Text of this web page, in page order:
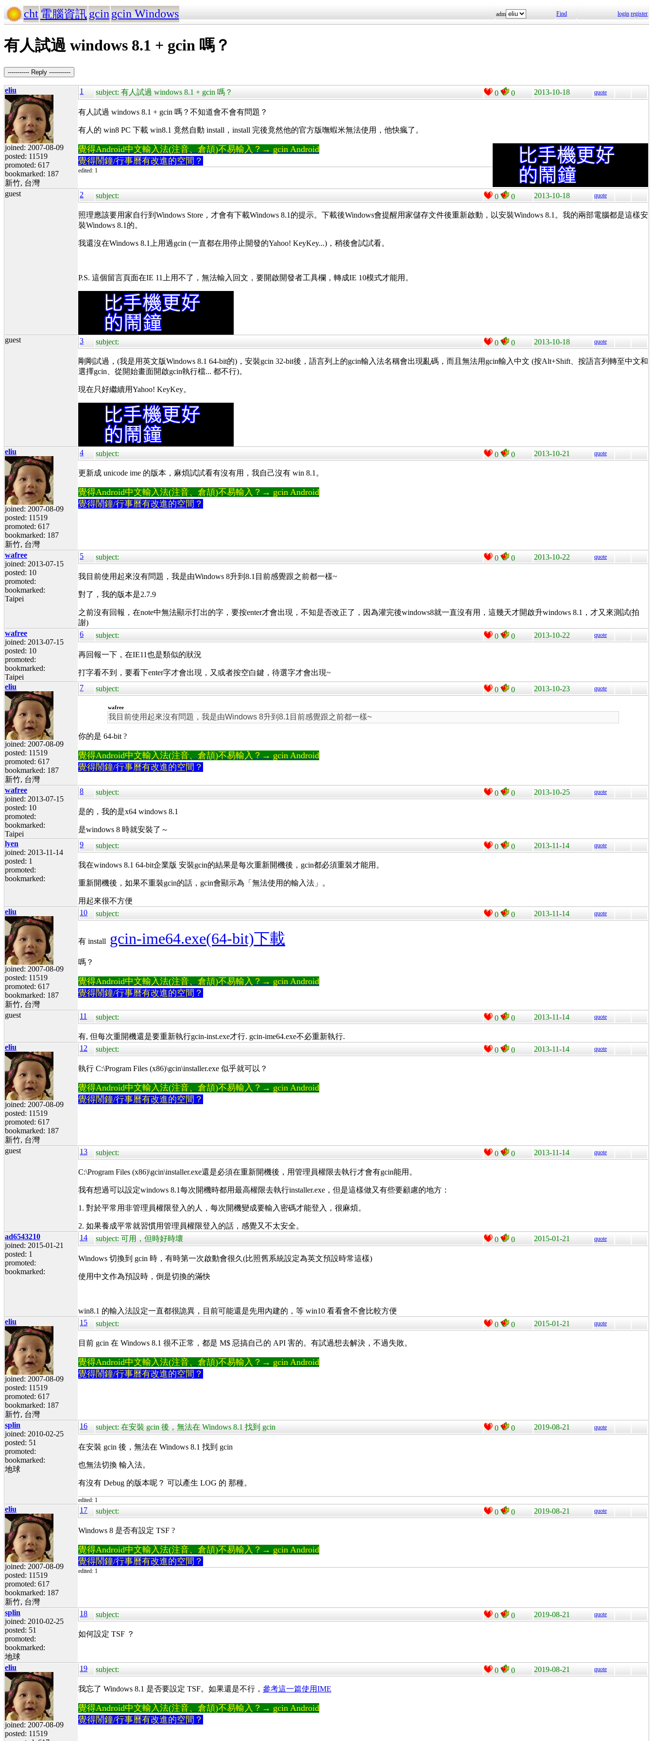
cht 電腦資訊 gcin gcin Windows adm Find login register
有人試過 windows 8.1 + gcin 嗎？
----------- Reply -----------
eliu
joined: 2007-08-09
posted: 11519
promoted: 617
bookmarked: 187
新竹, 台灣
1 subject: 有人試過 windows 8.1 + gcin 嗎？ 0 0 2013-10-18 quote
有人試過 windows 8.1 + gcin 嗎？不知道會不會有問題？
有人的 win8 PC 下載 win8.1 竟然自動 install，install 完後竟然他的官方版嘸蝦米無法使用，他快瘋了。
覺得Android中文輸入法(注音、倉頡)不易輸入？→ gcin Android
覺得鬧鐘/行事曆有改進的空間？
edited: 1
guest 2 subject: 0 0 2013-10-18 quote
照理應該要用家自行到Windows Store，才會有下載Windows 8.1的提示。下載後Windows會提醒用家儲存文件後重新啟動，以安裝Windows 8.1。我的兩部電腦都是這樣安
裝Windows 8.1的。
我還沒在Windows 8.1上用過gcin (一直都在用停止開發的Yahoo! KeyKey...)，稍後會試試看。
P.S. 這個留言頁面在IE 11上用不了，無法輸入回文，要開啟開發者工具欄，轉成IE 10模式才能用。
guest 3 subject: 0 0 2013-10-18 quote
剛剛試過，(我是用英文版Windows 8.1 64-bit的)，安裝gcin 32-bit後，語言列上的gcin輸入法名稱會出現亂碼，而且無法用gcin輸入中文 (按Alt+Shift、按語言列轉至中文和
選擇gcin、從開始畫面開啟gcin執行檔... 都不行)。
現在只好繼續用Yahoo! KeyKey。
eliu
joined: 2007-08-09
posted: 11519
promoted: 617
bookmarked: 187
新竹, 台灣
4 subject: 0 0 2013-10-21 quote
更新成 unicode ime 的版本，麻煩試試看有沒有用，我自己沒有 win 8.1。
覺得Android中文輸入法(注音、倉頡)不易輸入？→ gcin Android
覺得鬧鐘/行事曆有改進的空間？
wafree
joined: 2013-07-15
posted: 10
promoted:
bookmarked:
Taipei
5 subject: 0 0 2013-10-22 quote
我目前使用起來沒有問題，我是由Windows 8升到8.1目前感覺跟之前都一樣~
對了，我的版本是2.7.9
之前沒有回報，在note中無法顯示打出的字，要按enter才會出現，不知是否改正了，因為灌完後windows8就一直沒有用，這幾天才開啟升windows 8.1，才又來測試(拍
謝)
wafree
joined: 2013-07-15
posted: 10
promoted:
bookmarked:
Taipei
6 subject: 0 0 2013-10-22 quote
再回報一下，在IE11也是類似的狀況
打字看不到，要看下enter字才會出現，又或者按空白鍵，待選字才會出現~
eliu
joined: 2007-08-09
posted: 11519
promoted: 617
bookmarked: 187
新竹, 台灣
7 subject: 0 0 2013-10-23 quote
wafree
我目前使用起來沒有問題，我是由Windows 8升到8.1目前感覺跟之前都一樣~
你的是 64-bit ?
覺得Android中文輸入法(注音、倉頡)不易輸入？→ gcin Android
覺得鬧鐘/行事曆有改進的空間？
wafree
joined: 2013-07-15
posted: 10
promoted:
bookmarked:
Taipei
8 subject: 0 0 2013-10-25 quote
是的，我的是x64 windows 8.1
是windows 8 時就安裝了～
lyen
joined: 2013-11-14
posted: 1
promoted:
bookmarked:
9 subject: 0 0 2013-11-14 quote
我在windows 8.1 64-bit企業版 安裝gcin的結果是每次重新開機後，gcin都必須重裝才能用。
重新開機後，如果不重裝gcin的話，gcin會顯示為「無法使用的輸入法」。
用起來很不方便
eliu
joined: 2007-08-09
posted: 11519
promoted: 617
bookmarked: 187
新竹, 台灣
10 subject: 0 0 2013-11-14 quote
有 install gcin-ime64.exe(64-bit)下載
嗎？
覺得Android中文輸入法(注音、倉頡)不易輸入？→ gcin Android
覺得鬧鐘/行事曆有改進的空間？
guest 11 subject: 0 0 2013-11-14 quote
有, 但每次重開機還是要重新執行gcin-inst.exe才行. gcin-ime64.exe不必重新執行.
eliu
joined: 2007-08-09
posted: 11519
promoted: 617
bookmarked: 187
新竹, 台灣
12 subject: 0 0 2013-11-14 quote
執行 C:\Program Files (x86)\gcin\installer.exe 似乎就可以？
覺得Android中文輸入法(注音、倉頡)不易輸入？→ gcin Android
覺得鬧鐘/行事曆有改進的空間？
guest 13 subject: 0 0 2013-11-14 quote
C:\Program Files (x86)\gcin\installer.exe還是必須在重新開機後，用管理員權限去執行才會有gcin能用。
我有想過可以設定windows 8.1每次開機時都用最高權限去執行installer.exe，但是這樣做又有些要顧慮的地方：
1. 對於平常用非管理員權限登入的人，每次開機變成要輸入密碼才能登入，很麻煩。
2. 如果養成平常就習慣用管理員權限登入的話，感覺又不太安全。
ad6543210
joined: 2015-01-21
posted: 1
promoted:
bookmarked:
14 subject: 可用，但時好時壞 0 0 2015-01-21 quote
Windows 切換到 gcin 時，有時第一次啟動會很久(比照舊系統設定為英文預設時常這樣)
使用中文作為預設時，倒是切換的滿快
win8.1 的輸入法設定一直都很詭異，目前可能還是先用內建的，等 win10 看看會不會比較方便
eliu
joined: 2007-08-09
posted: 11519
promoted: 617
bookmarked: 187
新竹, 台灣
15 subject: 0 0 2015-01-21 quote
目前 gcin 在 Windows 8.1 很不正常，都是 M$ 惡搞自己的 API 害的。有試過想去解決，不過失敗。
覺得Android中文輸入法(注音、倉頡)不易輸入？→ gcin Android
覺得鬧鐘/行事曆有改進的空間？
splin
joined: 2010-02-25
posted: 51
promoted:
bookmarked:
地球
16 subject: 在安裝 gcin 後，無法在 Windows 8.1 找到 gcin 0 0 2019-08-21 quote
在安裝 gcin 後，無法在 Windows 8.1 找到 gcin
也無法切換 輸入法。
有沒有 Debug 的版本呢？ 可以產生 LOG 的 那種。
edited: 1
eliu
joined: 2007-08-09
posted: 11519
promoted: 617
bookmarked: 187
新竹, 台灣
17 subject: 0 0 2019-08-21 quote
Windows 8 是否有設定 TSF ?
覺得Android中文輸入法(注音、倉頡)不易輸入？→ gcin Android
覺得鬧鐘/行事曆有改進的空間？
edited: 1
splin
joined: 2010-02-25
posted: 51
promoted:
bookmarked:
地球
18 subject: 0 0 2019-08-21 quote
如何設定 TSF ？
eliu
joined: 2007-08-09
posted: 11519
19 subject: 0 0 2019-08-21 quote
我忘了 Windows 8.1 是否要設定 TSF。如果還是不行， 參考這一篇使用IME
覺得Android中文輸入法(注音、倉頡)不易輸入？→ gcin Android
覺得鬧鐘/行事曆有改進的空間？